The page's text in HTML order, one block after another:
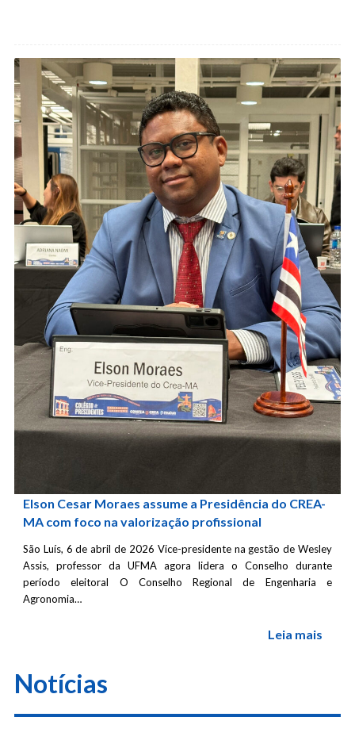
Elson Cesar Moraes assume a Presidência do CREA-
MA com foco na valorização profissional
São Luís, 6 de abril de 2026 Vice-presidente na gestão de Wesley
Assis, professor da UFMA agora lidera o Conselho durante
período eleitoral O Conselho Regional de Engenharia e
Agronomia…
Leia mais
Notícias